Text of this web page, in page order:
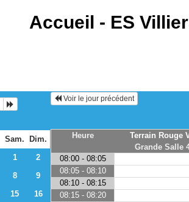
Accueil - ES
Sam. Dim.
1
2
8
9
15
16
Voir le jour précédent
Heure
Terrain Rouge
Grande Salle
08:00 - 08:05
08:05 - 08:10
08:10 - 08:15
08:15 - 08:20